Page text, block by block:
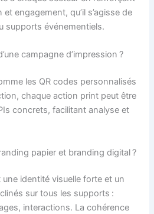
engagement, qu’il s’agisse de
supports événementiels.
campagne d’impression ?
les QR codes personnalisés
chaque action print peut être
concrets, facilitant analyse et
papier et branding digital ?
identité visuelle forte et un
sur tous les supports :
interactions. La cohérence